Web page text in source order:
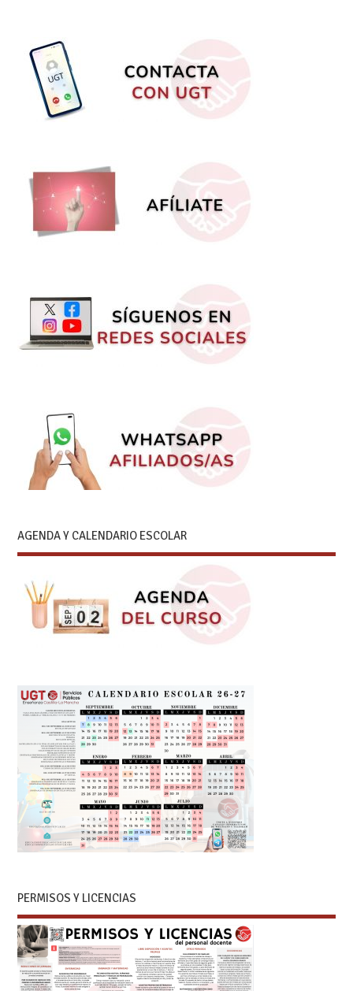
AGENDA Y CALENDARIO ESCOLAR
PERMISOS Y LICENCIAS